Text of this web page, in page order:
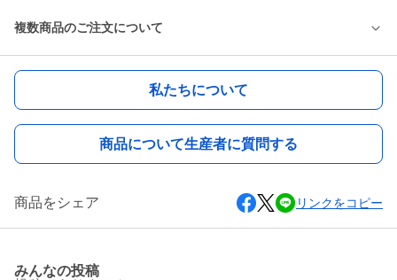
複数商品のご注文について
私たちについて
商品について生産者に質問する
商品をシェア リンクをコピー
みんなの投稿